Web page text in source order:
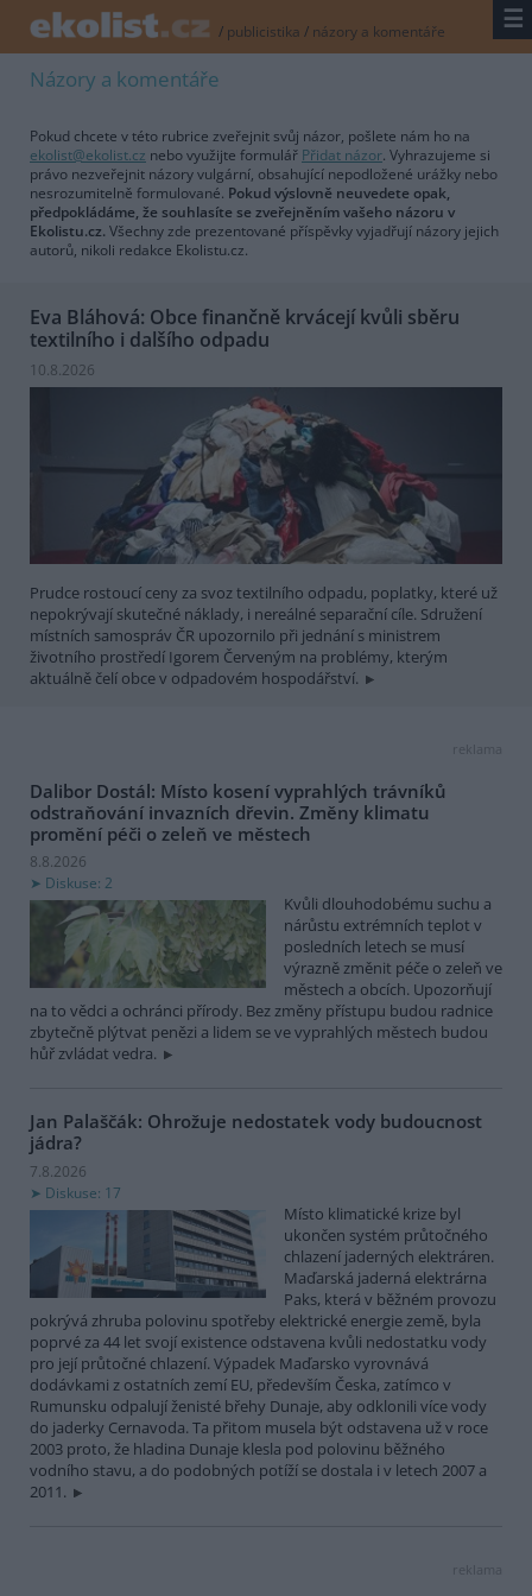
/ publicistika / názory a komentáře ☰
Názory a komentáře
Pokud chcete v této rubrice zveřejnit svůj názor, pošlete nám ho na
ekolist@ekolist.cz nebo využijte formulář Přidat názor. Vyhrazujeme si
právo nezveřejnit názory vulgární, obsahující nepodložené urážky nebo
nesrozumitelně formulované. Pokud výslovně neuvedete opak,
předpokládáme, že souhlasíte se zveřejněním vašeho názoru v
Ekolistu.cz. Všechny zde prezentované příspěvky vyjadřují názory jejich
autorů, nikoli redakce Ekolistu.cz.
Eva Bláhová: Obce finančně krvácejí kvůli sběru
textilního i dalšího odpadu
10.8.2026
Prudce rostoucí ceny za svoz textilního odpadu, poplatky, které už
nepokrývají skutečné náklady, i nereálné separační cíle. Sdružení
místních samospráv ČR upozornilo při jednání s ministrem
životního prostředí Igorem Červeným na problémy, kterým
aktuálně čelí obce v odpadovém hospodářství.
reklama
Dalibor Dostál: Místo kosení vyprahlých trávníků
odstraňování invazních dřevin. Změny klimatu
promění péči o zeleň ve městech
8.8.2026
Diskuse: 2
Kvůli dlouhodobému suchu a
nárůstu extrémních teplot v
posledních letech se musí
výrazně změnit péče o zeleň ve
městech a obcích. Upozorňují
na to vědci a ochránci přírody. Bez změny přístupu budou radnice
zbytečně plýtvat penězi a lidem se ve vyprahlých městech budou
hůř zvládat vedra.
Jan Palaščák: Ohrožuje nedostatek vody budoucnost
jádra?
7.8.2026
Diskuse: 17
Místo klimatické krize byl
ukončen systém průtočného
chlazení jaderných elektráren.
Maďarská jaderná elektrárna
Paks, která v běžném provozu
pokrývá zhruba polovinu spotřeby elektrické energie země, byla
poprvé za 44 let svojí existence odstavena kvůli nedostatku vody
pro její průtočné chlazení. Výpadek Maďarsko vyrovnává
dodávkami z ostatních zemí EU, především Česka, zatímco v
Rumunsku odpalují ženisté břehy Dunaje, aby odklonili více vody
do jaderky Cernavoda. Ta přitom musela být odstavena už v roce
2003 proto, že hladina Dunaje klesla pod polovinu běžného
vodního stavu, a do podobných potíží se dostala i v letech 2007 a
2011.
reklama